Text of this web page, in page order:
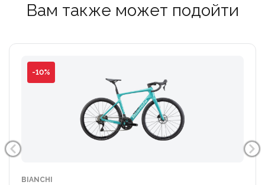
Вам также может подойти
-10%
BIANCHI